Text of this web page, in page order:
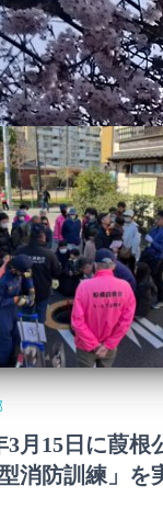
3月15日に葭根
型消防訓練」を